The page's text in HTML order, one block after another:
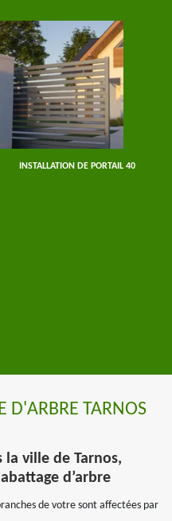
INSTALLATION DE PORTAIL 40
D'ARBRE TARNOS
la ville de Tarnos,
d’arbre
de votre sont affectées par